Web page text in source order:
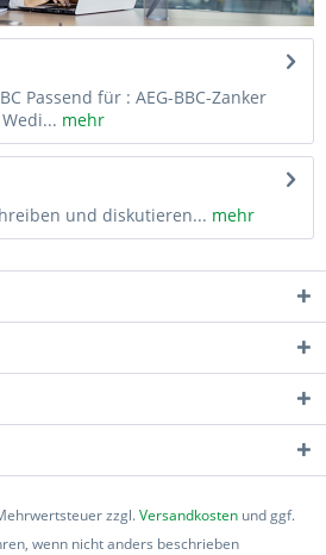
Passend für : AEG-BBC-Zanker
mehr
und diskutieren... mehr
zzgl.Versandkosten und ggf.
wenn nicht anders beschrieben